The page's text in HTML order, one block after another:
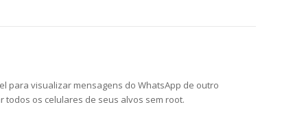
para visualizar mensagens do WhatsApp de outro
os celulares de seus alvos sem root.